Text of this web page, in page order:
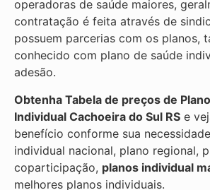
operadoras de saúde maiores,
contratação é feita através de
possuem parcerias com os planos,
conhecido com plano de saúde
adesão.
Obtenha Tabela de preços de
Individual Cachoeira do Sul RS e
benefício conforme sua
individual nacional, plano regional,
coparticipação, planos individual
melhores planos individuais.